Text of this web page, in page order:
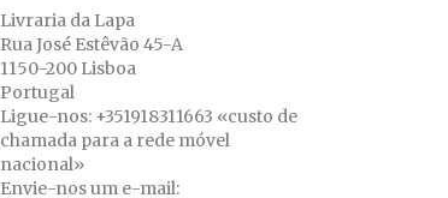
Livraria da Lapa
Rua José Estêvão 45-A
1150-200 Lisboa
Portugal
Ligue-nos: +351918311663 «custo de
chamada para a rede móvel
nacional»
Envie-nos um e-mail: